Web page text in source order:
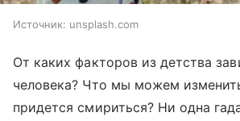
Источник: unsplash.com
От каких факторов из детства
человека? Что мы можем
придется смириться? Ни одна